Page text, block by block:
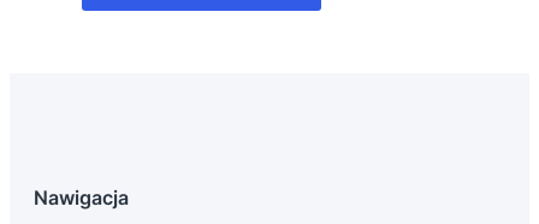
Nawigacja